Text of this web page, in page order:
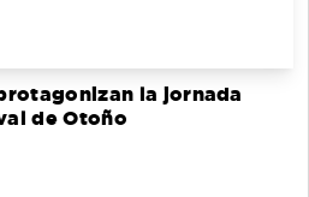
la jornada
de Otoño